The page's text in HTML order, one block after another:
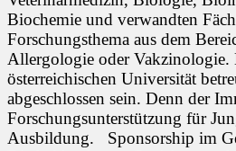
Biochemie und verwandten
Forschungsthema aus dem
Allergologie oder Vakzinologie.
österreichischen Universität
abgeschlossen sein. Denn der
Forschungsunterstützung für
Ausbildung. Sponsorship im